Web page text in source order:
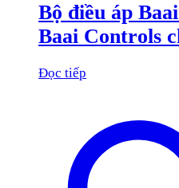
Bộ điều áp
Baai Controls
Đọc tiếp